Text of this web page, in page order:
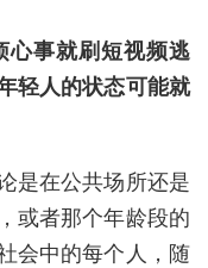
心事就刷短视频逃
轻人的状态可能就
是在公共场所还是
或者那个年龄段的
会中的每个人，随